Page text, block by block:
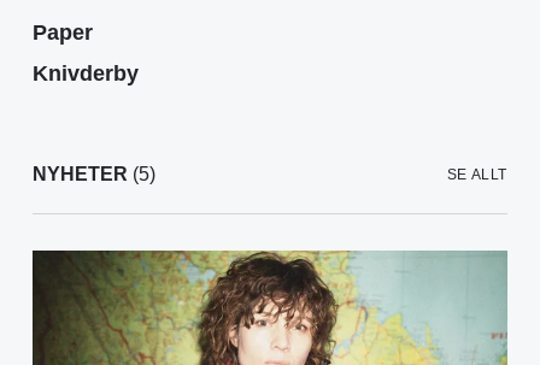
Paper
Knivderby
NYHETER (5) SE ALLT